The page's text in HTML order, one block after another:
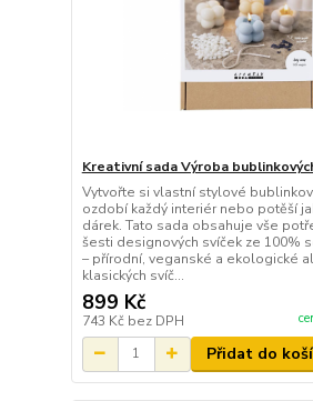
Kreativní sada Výroba
Vytvořte si vlastní stylové
ozdobí každý interiér nebo potěší
dárek. Tato sada obsahuje vše
šesti designových svíček ze 100%
– přírodní, veganské a ekologické
klasických svíč...
899 Kč
743 Kč bez DPH
Přidat do